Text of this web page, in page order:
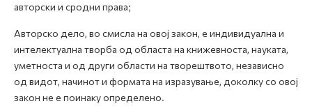
авторски и сродни права;
Авторско дело, во смисла на овој закон, е индивидуална и
интелектуална творба од областа на книжевноста, науката,
уметноста и од други области на творештвото, независно
од видот, начинот и формата на изразување, доколку со овој
закон не е поинаку определено.